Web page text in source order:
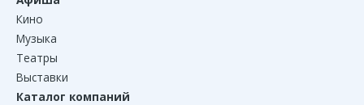
Кино
Музыка
Театры
Выставки
Каталог компаний